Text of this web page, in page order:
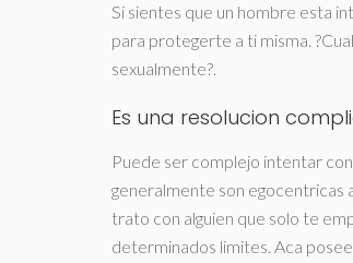
Si sientes que un hombre esta
para protegerte a ti misma.
sexualmente?.
Es una resolucion
Puede ser complejo intentar
generalmente son egocentricas
trato con alguien que solo te
determinados limites. Aca